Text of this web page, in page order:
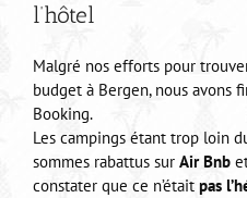
l’hôtel
Malgré nos efforts pour
budget à Bergen, nous avons
Booking.
Les campings étant trop loin
sommes rabattus sur Air Bnb
constater que ce n’était pas